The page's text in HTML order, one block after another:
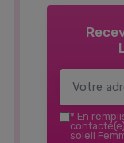
* En
soleil